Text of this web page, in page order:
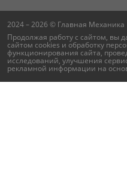
2024 – 2026 © Главная Механика
Продолжая работу с сайтом, вы
сайтом cookies и обработку
функционирования сайта,
исследований, улучшения
рекламной информации на